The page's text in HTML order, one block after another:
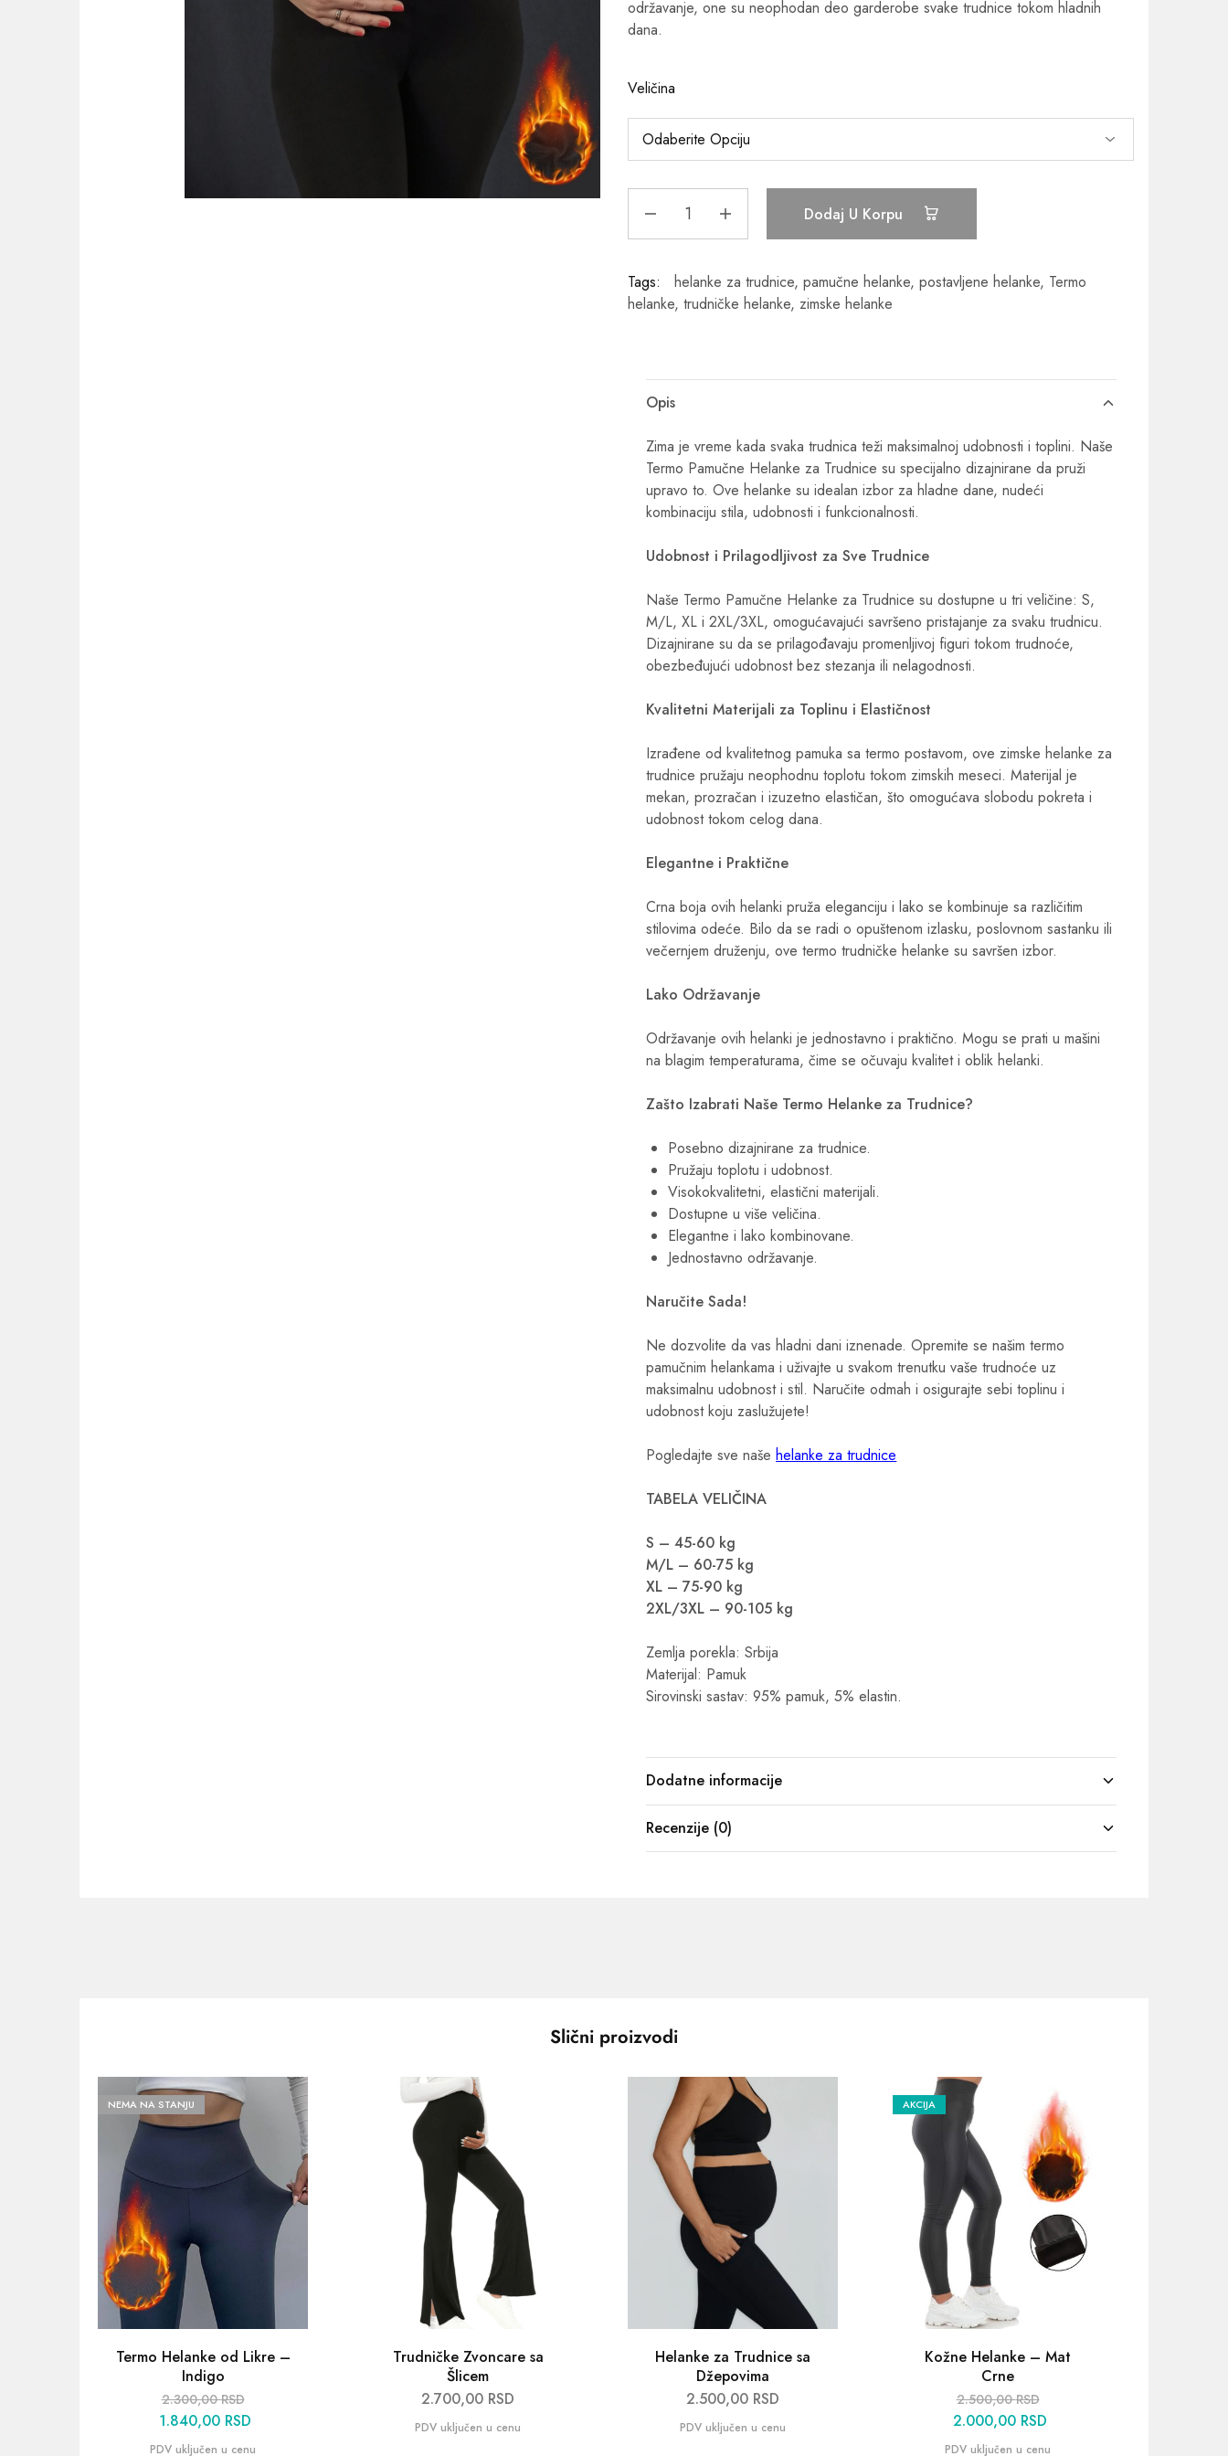
održavanje, one su neophodan deo garderobe svake trudnice tokom hladnih
dana.
Veličina
Dodaj U Korpu
Tags: helanke za trudnice,pamučne helanke,postavljene helanke, Termo
helanke,trudničke helanke,zimske helanke
Opis
Zima je vreme kada svaka trudnica teži maksimalnoj udobnosti i toplini. Naše
Termo Pamučne Helanke za Trudnice su specijalno dizajnirane da pruži
upravo to. Ove helanke su idealan izbor za hladne dane, nudeći
kombinaciju stila, udobnosti i funkcionalnosti.
Udobnost i Prilagodljivost za Sve Trudnice
Naše Termo Pamučne Helanke za Trudnice su dostupne u tri veličine: S,
M/L, XL i 2XL/3XL, omogućavajući savršeno pristajanje za svaku trudnicu.
Dizajnirane su da se prilagođavaju promenljivoj figuri tokom trudnoće,
obezbeđujući udobnost bez stezanja ili nelagodnosti.
Kvalitetni Materijali za Toplinu i Elastičnost
Izrađene od kvalitetnog pamuka sa termo postavom, ove zimske helanke za
trudnice pružaju neophodnu toplotu tokom zimskih meseci. Materijal je
mekan, prozračan i izuzetno elastičan, što omogućava slobodu pokreta i
udobnost tokom celog dana.
Elegantne i Praktične
Crna boja ovih helanki pruža eleganciju i lako se kombinuje sa različitim
stilovima odeće. Bilo da se radi o opuštenom izlasku, poslovnom sastanku ili
večernjem druženju, ove termo trudničke helanke su savršen izbor.
Lako Održavanje
Održavanje ovih helanki je jednostavno i praktično. Mogu se prati u mašini
na blagim temperaturama, čime se očuvaju kvalitet i oblik helanki.
Zašto Izabrati Naše Termo Helanke za Trudnice?
Posebno dizajnirane za trudnice.
Pružaju toplotu i udobnost.
Visokokvalitetni, elastični materijali.
Dostupne u više veličina.
Elegantne i lako kombinovane.
Jednostavno održavanje.
Naručite Sada!
Ne dozvolite da vas hladni dani iznenade. Opremite se našim termo
pamučnim helankama i uživajte u svakom trenutku vaše trudnoće uz
maksimalnu udobnost i stil. Naručite odmah i osigurajte sebi toplinu i
udobnost koju zaslužujete!
Pogledajte sve našehelanke za trudnice
TABELA VELIČINA
S – 45-60 kg
M/L – 60-75 kg
XL – 75-90 kg
2XL/3XL – 90-105 kg
Zemlja porekla: Srbija
Materijal: Pamuk
Sirovinski sastav: 95% pamuk, 5% elastin.
Dodatne informacije
Recenzije (0)
Slični proizvodi
NEMA NA STANJU
Termo Helanke od Likre –
Indigo
2.300,00RSD
1.840,00 RSD
Trudničke Zvoncare sa
Šlicem
2.700,00 RSD
Helanke za Trudnice sa
Džepovima
2.500,00 RSD
AKCIJA
Kožne Helanke – Mat
Crne
2.500,00RSD
2.000,00 RSD